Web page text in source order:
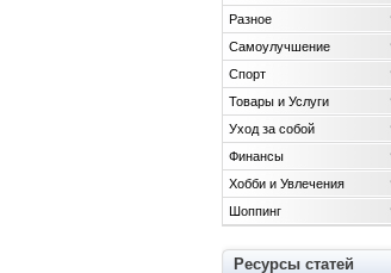
Разное
Самоулучшение
Спорт
Товары и Услуги
Уход за собой
Финансы
Хобби и Увлечения
Шоппинг
Ресурсы статей